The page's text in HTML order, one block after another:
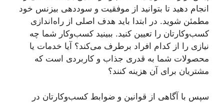
انجام دهید تا بتوانید از موفقیت و سوددهی بیزنس خود
مطمئن شوید. در ابتدا باید هدف اصلی از راه‌اندازی
کسب‌وکارتان را تعیین کنید. ببینید کسب‌وکار شما چه
نیازی را از کدام افراد برطرف می‌کند؟ آیا خدمات یا
محصولات شما به قدری جذاب و کاربردی است که
مشتریان برای آن هزینه کنند؟
سپس با آگاهی از قوانین و ضوابط کسب‌وکارتان در